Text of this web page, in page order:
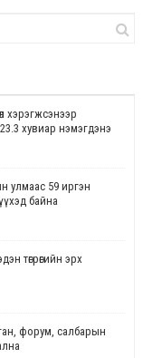
хэрэгжсэнээр
23.3 хувиар нэмэгдэнэ
улмаас 59 иргэн
байна
төгрөгийн эрх
форум, салбарын